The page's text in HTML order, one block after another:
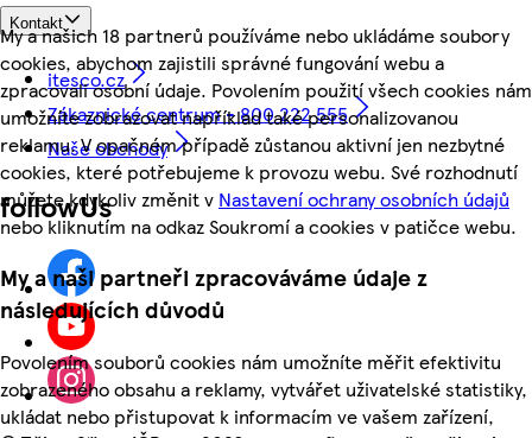
My a našich 18 partnerů používáme nebo ukládáme soubory
cookies, abychom zajistili správné fungování webu a
zpracovali osobní údaje. Povolením použití všech cookies nám
umožníte zobrazovat například také personalizovanou
reklamu. V opačném případě zůstanou aktivní jen nezbytné
cookies, které potřebujeme k provozu webu. Své rozhodnutí
můžete kdykoliv změnit v Nastavení ochrany osobních údajů
nebo kliknutím na odkaz Soukromí a cookies v patičce webu.
My a naši partneři zpracováváme údaje z
následujících důvodů
Povolením souborů cookies nám umožníte měřit efektivitu
zobrazeného obsahu a reklamy, vytvářet uživatelské statistiky,
ukládat nebo přistupovat k informacím ve vašem zařízení,
Kontakt
itesco.cz
Zákaznické centrum - 800 222 555
Naše obchody
followUs